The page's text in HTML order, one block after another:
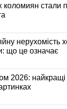
коломиян стали
нерухомість
що це означає
2026: найкращі